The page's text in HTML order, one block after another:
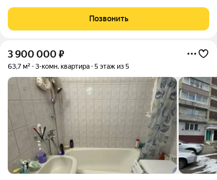
постройки: 1965. - Материал постройки: кирпичный. - Этаж: 2
из 4. - Общая
Позвонить
3 900 000 ₽
63,7 м² 3-комн. квартира 5 этаж из 5